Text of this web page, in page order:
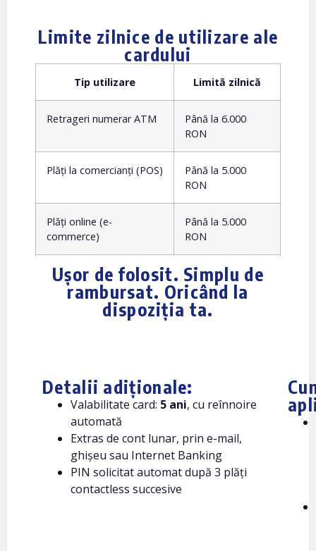
Limite zilnice de utilizare ale
cardului
Tip utilizare Limită zilnică
Retrageri numerar ATM
Până la 6.000
RON
Plăți la comercianți (POS)
Până la 5.000
RON
Plăți online (e-
commerce)
Până la 5.000
RON
Ușor de folosit. Simplu de
rambursat. Oricând la
dispoziția ta.
Detalii adiționale:
Valabilitate card: 5 ani, cu reînnoire
automată
Extras de cont lunar, prin e-mail,
ghișeu sau Internet Banking
PIN solicitat automat după 3 plăți
contactless succesive